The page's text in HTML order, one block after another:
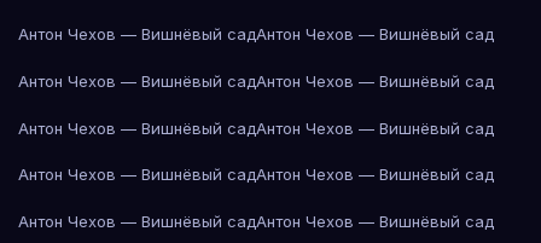
Антон Чехов — Вишнёвый садАнтон Чехов — Вишнёвый сад
Антон Чехов — Вишнёвый садАнтон Чехов — Вишнёвый сад
Антон Чехов — Вишнёвый садАнтон Чехов — Вишнёвый сад
Антон Чехов — Вишнёвый садАнтон Чехов — Вишнёвый сад
Антон Чехов — Вишнёвый садАнтон Чехов — Вишнёвый сад